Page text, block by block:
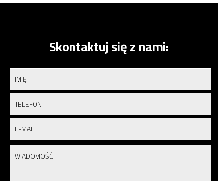
Skontaktuj się z nami: